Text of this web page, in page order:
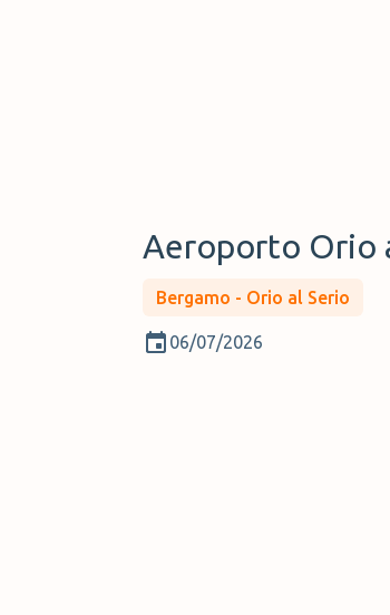
Aeroporto Orio
Bergamo - Orio al Serio
06/07/2026